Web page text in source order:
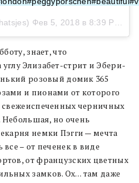
Фев 5, 2018 в 8:39 PST
знает, что
Элизабет-стрит и Эбери-
розовый домик 365
и пионами от которого
свежеиспеченных черничных
Небольшая, но очень
немки Пэгги — мечта
– от печенек в виде
от французских цветных
замков. Ох… там даже